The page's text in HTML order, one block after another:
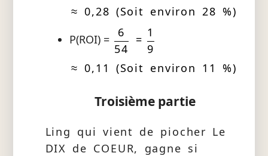
≈ 0,28 (Soit environ 28 %)
P(ROI) =
6
54
=
1
9
≈ 0,11 (Soit environ 11 %)
Troisième partie
Ling qui vient de piocher Le
DIX de COEUR, gagne si